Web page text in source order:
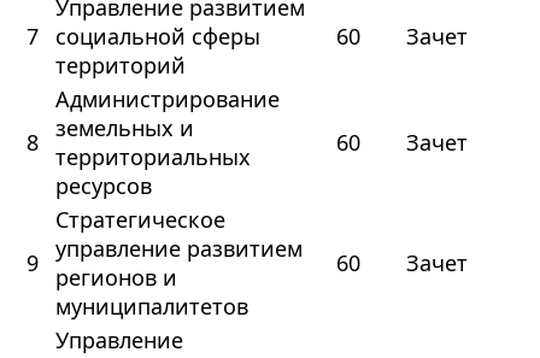
7
Управление развитием
социальной сферы
территорий
60 Зачет
8
Администрирование
земельных и
территориальных
ресурсов
60 Зачет
9
Стратегическое
управление развитием
регионов и
муниципалитетов
60 Зачет
Управление